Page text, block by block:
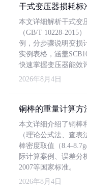
干式变压器损耗标
本文详细解析干式变
（GB/T 10228-2015
例，分步骤说明变损
实例表格，涵盖
快速掌握变压器能效
2026年8月4日
铜棒的重量计算方
本文详细介绍了铜棒
（理论公式法、查
棒密度取值（8.4-
际计算案例、误差分
2007等国家标准。
2026年8月4日